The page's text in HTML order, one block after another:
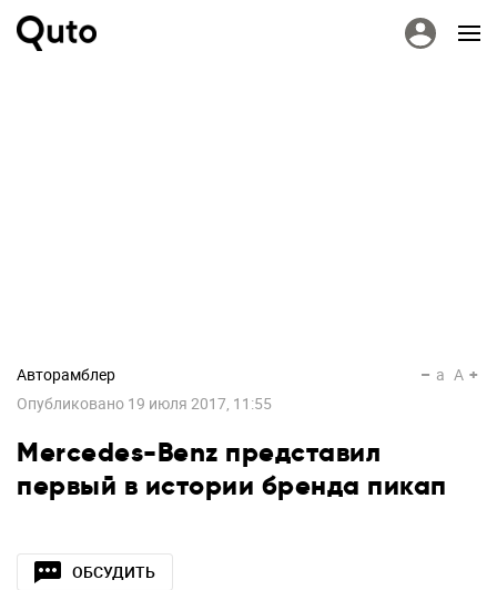
Авторамблер
Опубликовано 19 июля 2017, 11:55
a A
Mercedes-Benz представил
первый в истории бренда пикап
ОБСУДИТЬ